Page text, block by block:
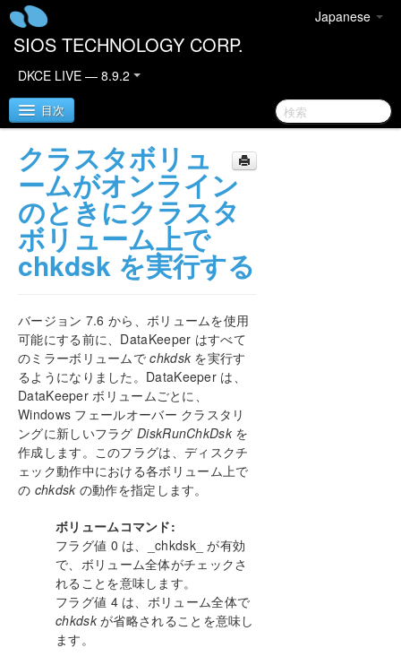
Japanese
SIOS TECHNOLOGY CORP.
DKCE LIVE — 8.9.2
目次
SIOS DataKeeper Cluster Edition
DataKeeper Cluster Edition リリースノート
DataKeeper Cluster Edition クイックスタートガイ
ド
クラウド環境における DataKeeper Cluster Edition
DataKeeper Cluster Edition インストレーションガ
イド
DataKeeper Cluster Edition テクニカルドキュメン
テーション
ユーザインターフェース
コンポーネント
DataKeeperサービスログオンIDとパスワードの選択
構成
DataKeeper の管理
SIOS DataKeeper で EMCMD を使用する
SIOS DataKeeperでDKPwrShellを使用する
ユーザガイド
クラスタボリュ
ームがオンライン
のときにクラスタ
ボリューム上で
chkdsk を実行する
バージョン 7.6 から、ボリュームを使用
可能にする前に、DataKeeper はすべて
のミラーボリュームでchkdsk を実行す
るようになりました。DataKeeper は、
DataKeeper ボリュームごとに、
Windows フェールオーバー クラスタリ
ングに新しいフラグ DiskRunChkDskを
作成します。このフラグは、ディスクチ
ェック動作中における各ボリューム上で
の chkdsk の動作を指定します。
ボリュームコマンド:
フラグ値 0 は、_chkdsk_ が有効
で、ボリューム全体がチェックさ
れることを意味します。
フラグ値 4 は、ボリューム全体で
chkdskが省略されることを意味し
ます。